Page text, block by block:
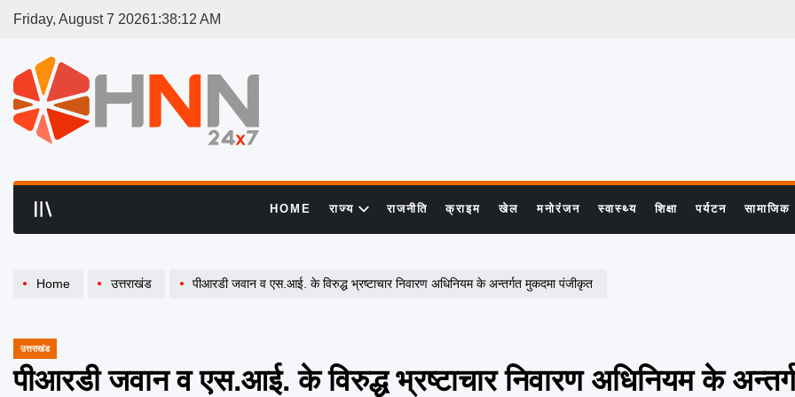
Friday, August 7 20261:38:13 AM
HOME राज्य राजनीति क्राइम खेल मनोरंजन स्वास्थ्य शिक्षा पर्यटन सामाजिक
Home उत्तराखंड पीआरडी जवान व एस.आई. के विरुद्ध भ्रष्टाचार निवारण अधिनियम के अन्तर्गत मुकदमा पंजीकृत
POSTED
IN
उत्तराखंड
पीआरडी जवान व एस.आई. के विरुद्ध भ्रष्टाचार निवारण अधिनियम के